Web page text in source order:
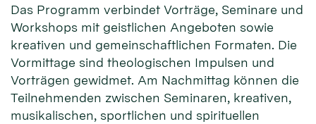
Das Programm verbindet Vorträge, Seminare und
Workshops mit geistlichen Angeboten sowie
kreativen und gemeinschaftlichen Formaten. Die
Vormittage sind theologischen Impulsen und
Vorträgen gewidmet. Am Nachmittag können die
Teilnehmenden zwischen Seminaren, kreativen,
musikalischen, sportlichen und spirituellen